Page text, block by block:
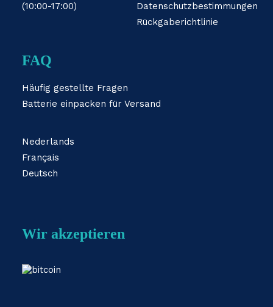
(10:00-17:00)
Datenschutzbestimmungen
Rückgaberichtlinie
FAQ
Häufig gestellte Fragen
Batterie einpacken für Versand
Nederlands
Français
Deutsch
Wir akzeptieren